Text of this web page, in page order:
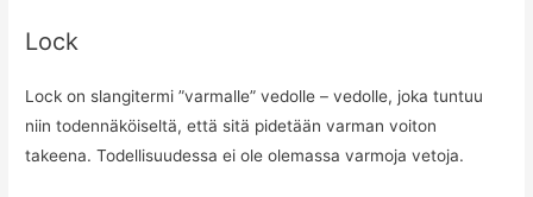
Lock
Lock on slangitermi ”varmalle” vedolle – vedolle, joka tuntuu
niin todennäköiseltä, että sitä pidetään varman voiton
takeena. Todellisuudessa ei ole olemassa varmoja vetoja.